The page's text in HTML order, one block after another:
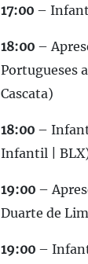
17:00 –
18:00 –
Portugueses
Cascata)
18:00 –
Infantil |
19:00 –
Duarte de
19:00 –